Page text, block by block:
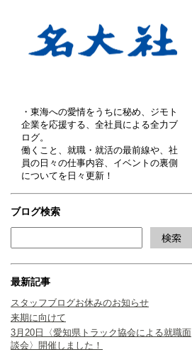
・東海への愛情をうちに秘め、ジモト
企業を応援する、全社員による全力ブ
ログ。
働くこと、就職・就活の最前線や、社
員の日々の仕事内容、イベントの裏側
についてを日々更新！
ブログ検索
最新記事
スタッフブログお休みのお知らせ
来期に向けて
3月20日〈愛知県トラック協会による就職面
談会〉開催しました！